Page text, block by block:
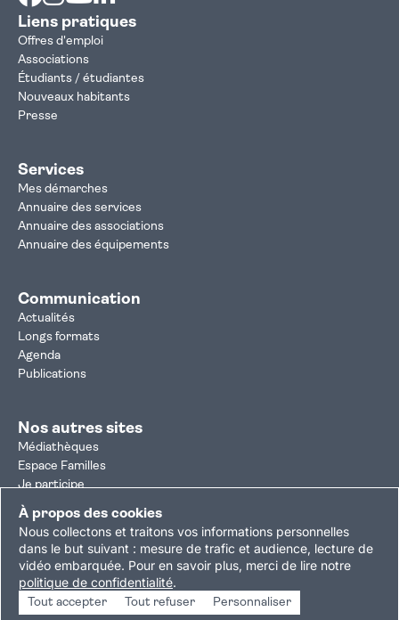
À propos des cookies
Nous collectons et traitons vos informations personnelles
dans le but suivant : mesure de trafic et audience, lecture de
vidéo embarquée. Pour en savoir plus, merci de lire notre
politique de confidentialité.
Tout accepter Tout refuser Personnaliser
Liens pratiques
Offres d'emploi
Associations
Étudiants / étudiantes
Nouveaux habitants
Presse
Services
Mes démarches
Annuaire des services
Annuaire des associations
Annuaire des équipements
Communication
Actualités
Longs formats
Agenda
Publications
Nos autres sites
Médiathèques
Espace Familles
Je participe
Autorisation d'urbanisme
Résultats électoraux
Plan du site Nous contacterMentions légales
Politique de confidentialitéAccessibilité : partiellement conforme
Gestion des cookies
Copyright © 2026 Ville de Villejuif